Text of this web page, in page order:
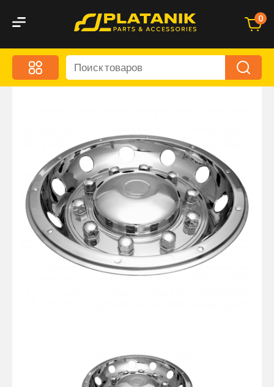
0
Меню
Акционные предложения
Автохимия и уход
Оптика и светотехника
Брызговики
Запчасти кузова и зеркала
Малый коммерческий транспорт
Маркировочные знаки и светоотражатели
Пневматические соединения
Автономное отопление и
кондиционировани